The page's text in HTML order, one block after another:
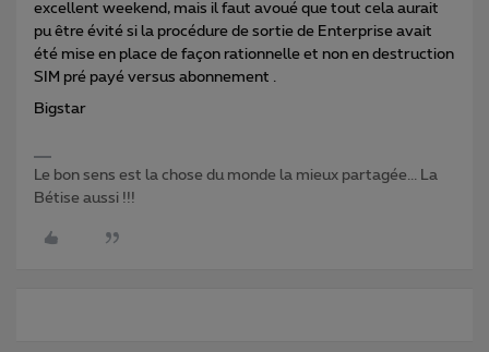
excellent weekend, mais il faut avoué que tout cela aurait
pu être évité si la procédure de sortie de Enterprise avait
été mise en place de façon rationnelle et non en destruction
SIM pré payé versus abonnement .
Bigstar
Le bon sens est la chose du monde la mieux partagée... La
Bétise aussi !!!